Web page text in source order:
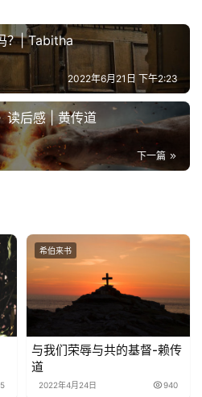
？| Tabitha
2022年6月21日 下午2:23
《得胜撒旦诡计的秘诀》读后感 | 黄传道
下一篇
希伯来书
与我们荣辱与共的基督-赖传
道
2022年4月24日 940